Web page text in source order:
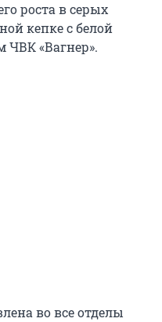
роста в серых
кепке с белой
ЧВК «Вагнер».
во все отделы